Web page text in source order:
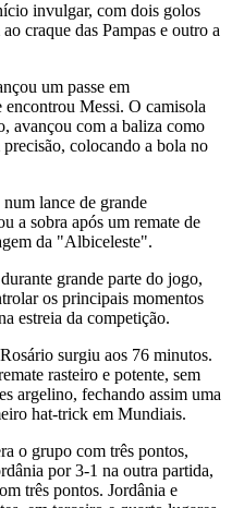
invulgar, com dois golos
craque das Pampas e outro a
um passe em
Messi. O camisola
avançou com a baliza como
colocando a bola no
lance de grande
a sobra após um remate de
da "Albiceleste".
grande parte do jogo,
os principais momentos
estreia da competição.
surgiu aos 76 minutos.
rasteiro e potente, sem
argelino, fechando assim uma
hat-trick em Mundiais.
o grupo com três pontos,
por 3-1 na outra partida,
três pontos. Jordânia e